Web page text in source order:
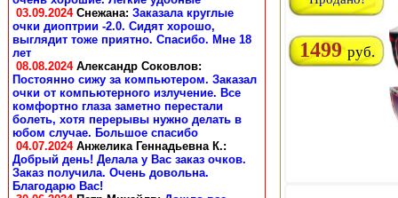
03.09.2024 Снежана: Заказала круглые
очки диоптрии -2.0. Сидят хорошо,
выглядит тоже приятно. Спасибо. Мне 18
лет
08.08.2024 Александр Соковлов:
Постоянно сижу за компьютером. Заказал
очки от компьютерного излучение. Все
комфортно глаза заметно перестали
болеть, хотя перерывы нужно делать в
юбом случае. Большое спасибо
04.07.2024 Анжелика Геннадьевна К.:
Добрый день! Делала у Вас заказ очков.
Заказ получила. Очень довольна.
Благодарю Вас!
1499 руб.